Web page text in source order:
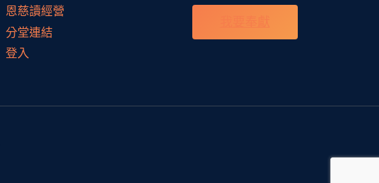
恩慈讀經營
分堂連結
登入